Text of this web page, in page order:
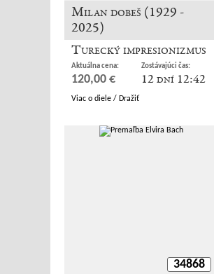
Milan dobeš (1929 -
2025)
Turecký impresionizmus
Aktuálna cena:
120,00 €
Zostávajúci čas:
12 dní 12:42
Viac o diele / Dražiť
34868